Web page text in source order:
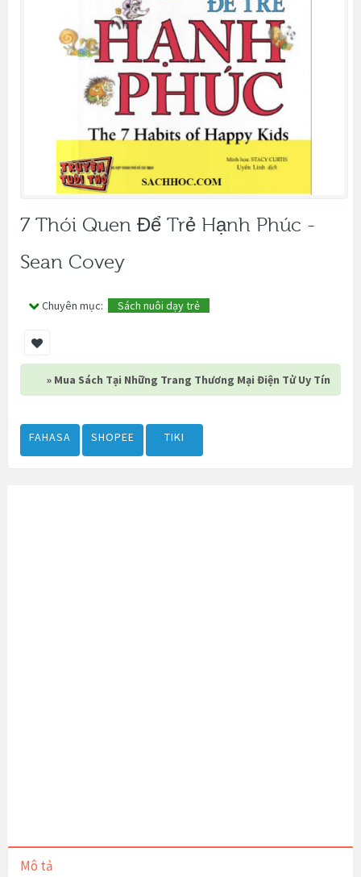
7 Thói Quen Để Trẻ Hạnh Phúc -
Sean Covey
Chuyên mục: Sách nuôi dạy trẻ
» Mua Sách Tại Những Trang Thương Mại Điện Tử Uy Tín
FAHASA SHOPEE TIKI
Mô tả